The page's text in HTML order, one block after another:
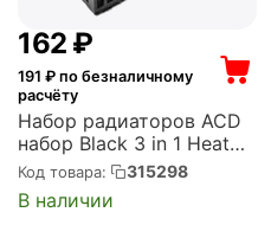
‍162‍ ₽
191 ₽ по безналичному
расчёту
Набор радиаторов ACD
набор Black 3 in 1 Heat
Sink Set Aluminum
(15x10x5мм, 14x14x6мм
и 8.8x8.8x5мм) for
Код товара: 315298
В наличии